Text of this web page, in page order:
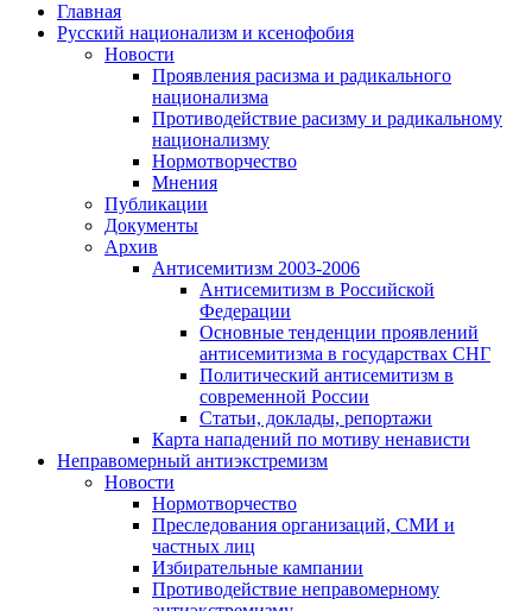
Главная
Русский национализм и ксенофобия
Новости
Проявления расизма и радикального
национализма
Противодействие расизму и радикальному
национализму
Нормотворчество
Мнения
Публикации
Документы
Архив
Антисемитизм 2003-2006
Антисемитизм в Российской
Федерации
Основные тенденции проявлений
антисемитизма в государствах СНГ
Политический антисемитизм в
современной России
Статьи, доклады, репортажи
Карта нападений по мотиву ненависти
Неправомерный антиэкстремизм
Новости
Нормотворчество
Преследования организаций, СМИ и
частных лиц
Избирательные кампании
Противодействие неправомерному